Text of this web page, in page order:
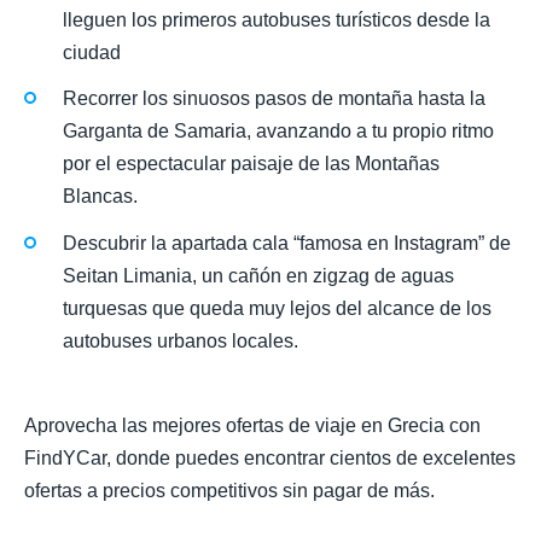
lleguen los primeros autobuses turísticos desde la
ciudad
Recorrer los sinuosos pasos de montaña hasta la
Garganta de Samaria, avanzando a tu propio ritmo
por el espectacular paisaje de las Montañas
Blancas.
Descubrir la apartada cala “famosa en Instagram” de
Seitan Limania, un cañón en zigzag de aguas
turquesas que queda muy lejos del alcance de los
autobuses urbanos locales.
Aprovecha las mejores ofertas de viaje en Grecia con
FindYCar, donde puedes encontrar cientos de excelentes
ofertas a precios competitivos sin pagar de más.